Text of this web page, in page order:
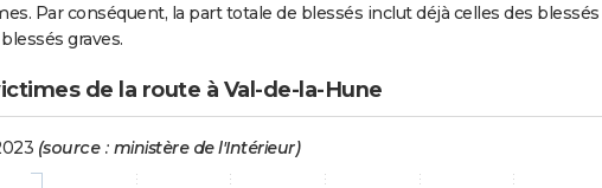
Par conséquent, la part totale de blessés inclut déjà celles des blessés
graves.
de la route à Val-de-la-Hune
(source : ministère de l'Intérieur)